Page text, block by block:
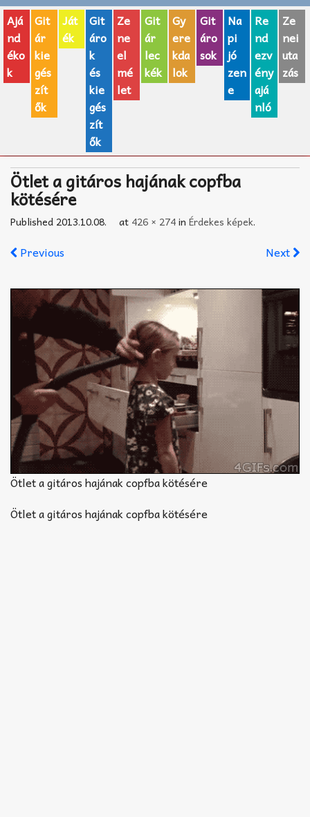
AJÁNDÉK ÖTLETEK
Vicces
GITÁR MÁRKÁK
TOP100 nóta
Zeneiskolák
Akkord-kotta
Improvizáció
Ajá
nd
éko
k
Git
ár
kie
gés
zít
ők
Ját
ék
Git
áro
k
és
kie
gés
zít
ők
Ze
ne
el
mé
let
Git
ár
lec
kék
Gy
ere
kda
lok
Git
áro
sok
Na
pi
jó
zen
e
Re
nd
ezv
ény
ajá
nló
Ze
nei
uta
zás
Ötlet a gitáros hajának copfba
kötésére
Published 2013.10.08. at 426 × 274in Érdekes képek.
Previous Next
Ötlet a gitáros hajának copfba kötésére
Ötlet a gitáros hajának copfba kötésére